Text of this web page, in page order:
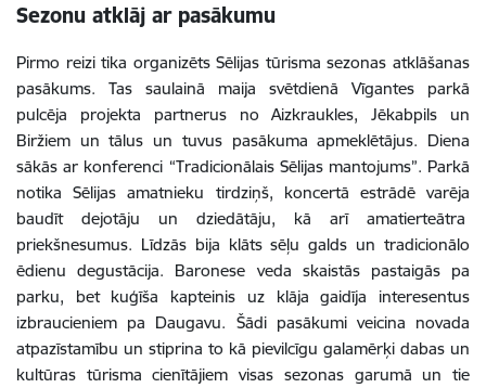
Sezonu atklāj ar pasākumu
Pirmo reizi tika organizēts Sēlijas tūrisma sezonas atklāšanas
pasākums. Tas saulainā maija svētdienā Vīgantes parkā
pulcēja projekta partnerus no Aizkraukles, Jēkabpils un
Biržiem un tālus un tuvus pasākuma apmeklētājus. Diena
sākās ar konferenci “Tradicionālais Sēlijas mantojums”. Parkā
notika Sēlijas amatnieku tirdziņš, koncertā estrādē varēja
baudīt dejotāju un dziedātāju, kā arī amatierteātra
priekšnesumus. Līdzās bija klāts sēļu galds un tradicionālo
ēdienu degustācija. Baronese veda skaistās pastaigās pa
parku, bet kuģīša kapteinis uz klāja gaidīja interesentus
izbraucieniem pa Daugavu. Šādi pasākumi veicina novada
atpazīstamību un stiprina to kā pievilcīgu galamērķi dabas un
kultūras tūrisma cienītājiem visas sezonas garumā un tie